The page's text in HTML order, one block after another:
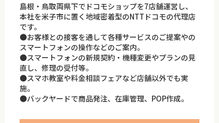
島根・鳥取両県下でドコモショップを7店舗運営し、
本社を米子市に置く地域密着型のNTTドコモの代理店
です。
●お客様との接客を通して各種サービスのご提案やの
スマートフォンの操作などのご案内。
●スマートフォンの新規契約・機種変更やプランの見
直し、修理の受付等。
●スマホ教室や料金相談フェアなど店舗以外でも実
施。
●バックヤードで商品発注、在庫管理、POP作成。